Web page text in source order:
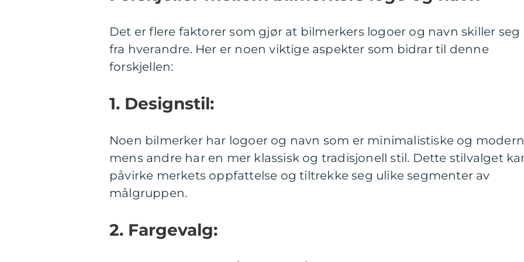
Det er flere faktorer som gjør at bilmerkers logoer og navn skiller seg
fra hverandre. Her er noen viktige aspekter som bidrar til denne
forskjellen:
1. Designstil:
Noen bilmerker har logoer og navn som er minimalistiske og
mens andre har en mer klassisk og tradisjonell stil. Dette stilvalget
påvirke merkets oppfattelse og tiltrekke seg ulike segmenter av
målgruppen.
2. Fargevalg: